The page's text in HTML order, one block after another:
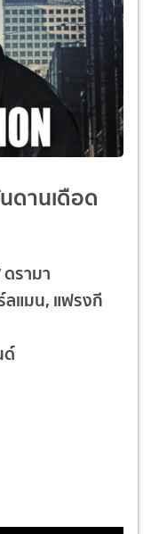
ดานเดือด
รามา
ลแมน, แฟรงกี
ด์